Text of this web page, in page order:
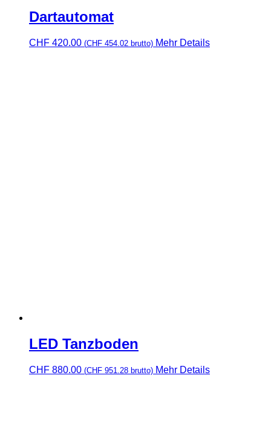
Dartautomat
CHF 420.00 (CHF 454.02 brutto) Mehr Details
LED Tanzboden
CHF 880.00 (CHF 951.28 brutto) Mehr Details